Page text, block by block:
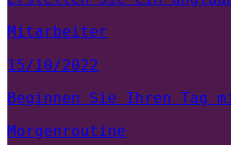
Mitarbeiter
15/10/2022
Beginnen Sie Ihren Tag
Morgenroutine